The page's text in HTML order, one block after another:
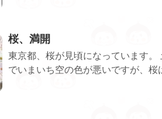
桜、満開
東京都、桜が見頃になっています。
でいまいち空の色が悪いですが、桜